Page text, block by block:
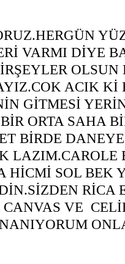
VARMI DİYE
ACIK Kİ
GİTMESİ
ORTA SAHA
BİRDE
LAZIM.CAROLE
HİCMİ SOL BEK
RİCA
VE